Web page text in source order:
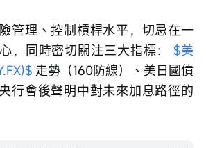
管理、控制槓桿水平，切忌在一
，同時密切關注三大指標： $美
走勢（160防線）、美日國債
行會後聲明中對未來加息路徑的